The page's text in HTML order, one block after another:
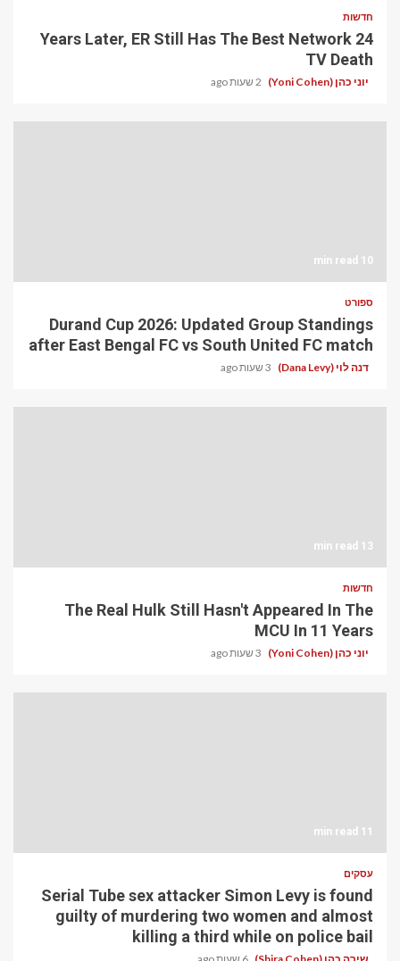
חדשות
24 Years Later, ER Still Has The Best Network
TV Death
יוני כהן (Yoni Cohen) 2 שעות ago
10 min read
ספורט
Durand Cup 2026: Updated Group Standings
after East Bengal FC vs South United FC match
דנה לוי (Dana Levy) 3 שעות ago
13 min read
חדשות
The Real Hulk Still Hasn't Appeared In The
MCU In 11 Years
יוני כהן (Yoni Cohen) 3 שעות ago
11 min read
עסקים
Serial Tube sex attacker Simon Levy is found
guilty of murdering two women and almost
killing a third while on police bail